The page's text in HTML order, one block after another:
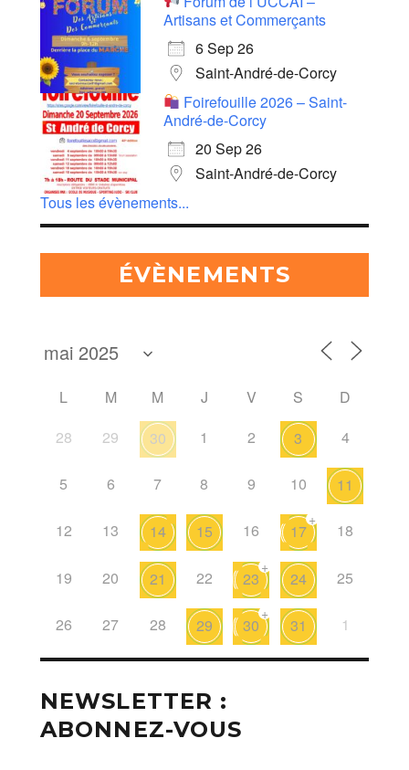
Artisans et Commerçants
6 Sep 26
Saint-André-de-Corcy
Foirefouille 2026 – Saint-
André-de-Corcy
20 Sep 26
Saint-André-de-Corcy
Tous les évènements...
ÉVÈNEMENTS
L M M J V S
D
28
29 30 1 2 3 4
5 6 7 8 9 10 11
12 13 14 15 16 17
+
18
19 20 21 22 23
+
24 25
26 27 28 29 30
+
31 1
NEWSLETTER :
ABONNEZ-VOUS